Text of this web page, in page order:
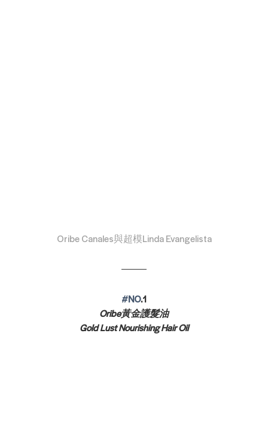
Oribe Canales與超模Linda Evangelista
#NO.1
Oribe黃金護髮油
Gold Lust Nourishing Hair Oil